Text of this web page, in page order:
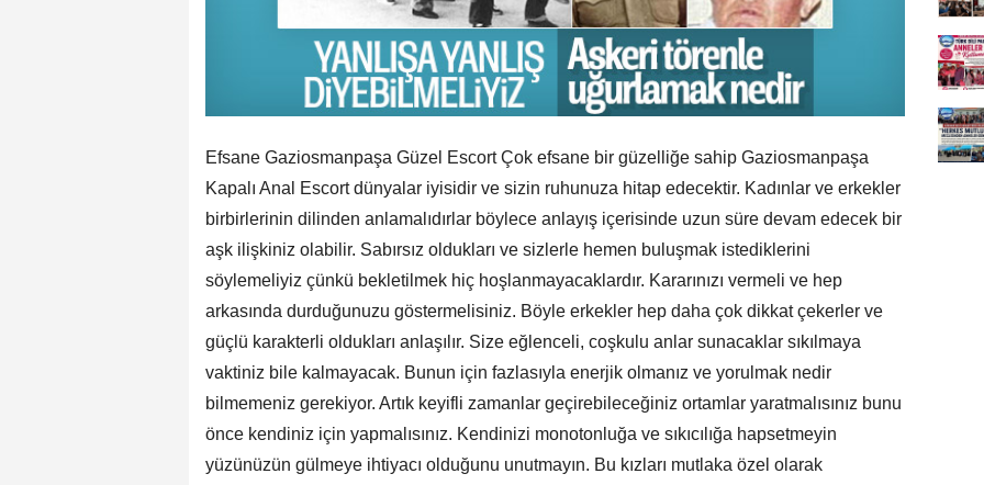
Efsane Gaziosmanpaşa Güzel Escort Çok efsane bir güzelliğe sahip Gaziosmanpaşa
Kapalı Anal Escort dünyalar iyisidir ve sizin ruhunuza hitap edecektir. Kadınlar ve erkekler
birbirlerinin dilinden anlamalıdırlar böylece anlayış içerisinde uzun süre devam edecek bir
aşk ilişkiniz olabilir. Sabırsız oldukları ve sizlerle hemen buluşmak istediklerini
söylemeliyiz çünkü bekletilmek hiç hoşlanmayacaklardır. Kararınızı vermeli ve hep
arkasında durduğunuzu göstermelisiniz. Böyle erkekler hep daha çok dikkat çekerler ve
güçlü karakterli oldukları anlaşılır. Size eğlenceli, coşkulu anlar sunacaklar sıkılmaya
vaktiniz bile kalmayacak. Bunun için fazlasıyla enerjik olmanız ve yorulmak nedir
bilmemeniz gerekiyor. Artık keyifli zamanlar geçirebileceğiniz ortamlar yaratmalısınız bunu
önce kendiniz için yapmalısınız. Kendinizi monotonluğa ve sıkıcılığa hapsetmeyin
yüzünüzün gülmeye ihtiyacı olduğunu unutmayın. Bu kızları mutlaka özel olarak